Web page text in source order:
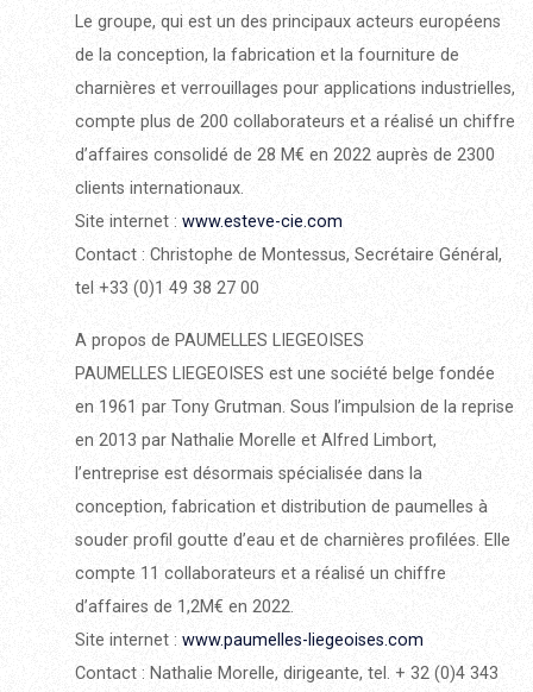
Le groupe, qui est un des principaux acteurs européens
de la conception, la fabrication et la fourniture de
charnières et verrouillages pour applications industrielles,
compte plus de 200 collaborateurs et a réalisé un chiffre
d’affaires consolidé de 28 M€ en 2022 auprès de 2300
clients internationaux.
Site internet : www.esteve-cie.com
Contact : Christophe de Montessus, Secrétaire Général,
tel +33 (0)1 49 38 27 00
A propos de PAUMELLES LIEGEOISES
PAUMELLES LIEGEOISES est une société belge fondée
en 1961 par Tony Grutman. Sous l’impulsion de la reprise
en 2013 par Nathalie Morelle et Alfred Limbort,
l’entreprise est désormais spécialisée dans la
conception, fabrication et distribution de paumelles à
souder profil goutte d’eau et de charnières profilées. Elle
compte 11 collaborateurs et a réalisé un chiffre
d’affaires de 1,2M€ en 2022.
Site internet : www.paumelles-liegeoises.com
Contact : Nathalie Morelle, dirigeante, tel. + 32 (0)4 343